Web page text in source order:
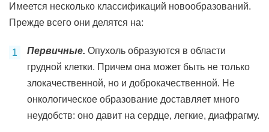
Имеется несколько классификаций новообразований.
Прежде всего они делятся на:
Первичные. Опухоль образуются в области
грудной клетки. Причем она может быть не только
злокачественной, но и доброкачественной. Не
онкологическое образование доставляет много
неудобств: оно давит на сердце, легкие, диафрагму.